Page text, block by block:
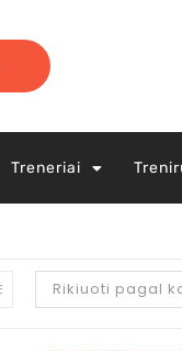
Treneriai
Rikiuoti pagal